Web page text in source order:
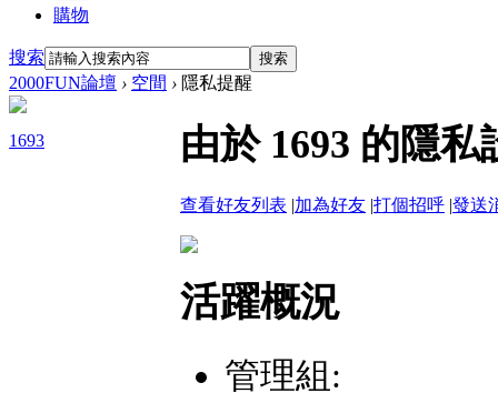
購物
搜索 搜索
2000FUN論壇 › 空間 › 隱私提醒
1693 由於 1693 的隱
查看好友列表 |加為好友 |打個招呼 |發送
活躍概況
管理組: